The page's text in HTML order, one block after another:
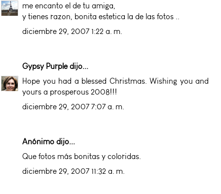
me encanto el de tu amiga,
y tienes razon, bonita estetica la de las fotos ..
diciembre 29, 2007 1:22 a. m.
Gypsy Purpledijo...
Hope you had a blessed Christmas. Wishing you and
yours a prosperous 2008!!!
diciembre 29, 2007 7:07 a. m.
Anónimo dijo...
Que fotos más bonitas y coloridas.
diciembre 29, 2007 11:32 a. m.